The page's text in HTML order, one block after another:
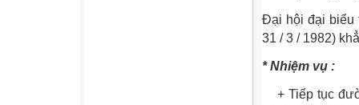
Đại hội đại biểu
31 / 3 / 1982)
* Nhiệm vụ :
+ Tiếp tục